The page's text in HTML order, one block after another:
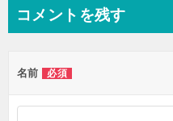
ビ
ー
シ
コメントを残す
名前 必須